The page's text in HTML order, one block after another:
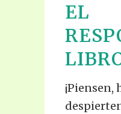
EL
¡Piensen,